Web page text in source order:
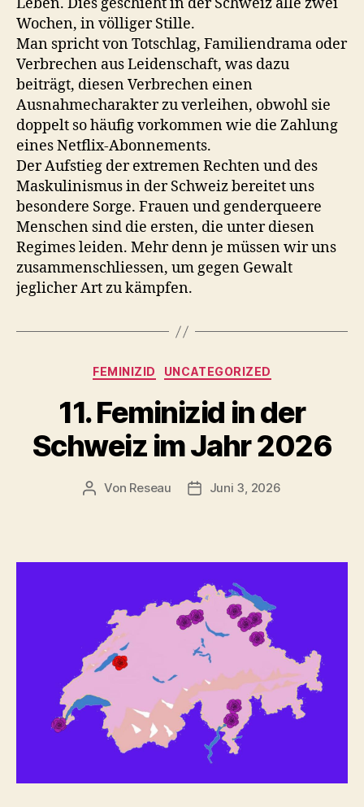
Leben. Dies geschieht in der Schweiz alle zwei
Wochen, in völliger Stille.
Man spricht von Totschlag, Familiendrama oder
Verbrechen aus Leidenschaft, was dazu
beiträgt, diesen Verbrechen einen
Ausnahmecharakter zu verleihen, obwohl sie
doppelt so häufig vorkommen wie die Zahlung
eines Netflix-Abonnements.
Der Aufstieg der extremen Rechten und des
Maskulinismus in der Schweiz bereitet uns
besondere Sorge. Frauen und genderqueere
Menschen sind die ersten, die unter diesen
Regimes leiden. Mehr denn je müssen wir uns
zusammenschliessen, um gegen Gewalt
jeglicher Art zu kämpfen.
Kategorien
FEMINIZID UNCATEGORIZED
11. Feminizid in der
Schweiz im Jahr 2026
Beitragsautor
Von Reseau Veröffentlichungsdatum
Juni 3, 2026